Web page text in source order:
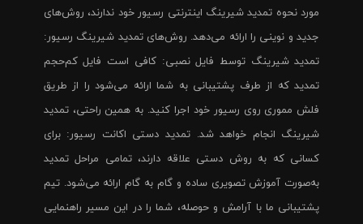
مورد نحوه تمدید شیرینگ اینترنتی رسیور خود ندارند، روش‌های
جدید و نوینی را ارائه می‌دهد. روش‌های تمدید شیرینگ رسیور:
تمدید شیرینگ توسط فایل نصبی: کافی است فایل کم‌حجم
تمدید که از طرف پشتیبانی به شما ارائه می‌شود را از طریق
فلش مموری روی رسیور خود اجرا کنید. به همین راحتی، تمدید
شیرینگ انجام خواهد شد. تمدید دستی اکانت رسیور: برای
کسانی که به روش دستی علاقه دارند، تمامی مراحل تمدید
به‌صورت آموزش تصویری ساده و گام به گام ارائه می‌شود. تیم
پشتیبانی ما با آرامش و حوصله، شما را در این مسیر راهنمایی